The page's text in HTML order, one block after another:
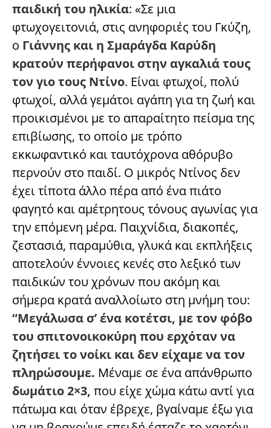
παιδική του ηλικία: «Σε μια
φτωχογειτονιά, στις ανηφοριές του Γκύζη,
ο Γιάννης και η Σμαράγδα Καρύδη
κρατούν περήφανοι στην αγκαλιά τους
τον γιο τους Ντίνο. Είναι φτωχοί, πολύ
φτωχοί, αλλά γεμάτοι αγάπη για τη ζωή και
προικισμένοι με το απαραίτητο πείσμα της
επιβίωσης, το οποίο με τρόπο
εκκωφαντικό και ταυτόχρονα αθόρυβο
περνούν στο παιδί. Ο μικρός Ντίνος δεν
έχει τίποτα άλλο πέρα από ένα πιάτο
φαγητό και αμέτρητους τόνους αγωνίας για
την επόμενη μέρα. Παιχνίδια, διακοπές,
ζεστασιά, παραμύθια, γλυκά και εκπλήξεις
αποτελούν έννοιες κενές στο λεξικό των
παιδικών του χρόνων που ακόμη και
σήμερα κρατά αναλλοίωτο στη μνήμη του:
“Μεγάλωσα σ’ ένα κοτέτσι, με τον φόβο
του σπιτονοικοκύρη που ερχόταν να
ζητήσει το νοίκι και δεν είχαμε να τον
πληρώσουμε. Μέναμε σε ένα απάνθρωπο
δωμάτιο 2×3, που είχε χώμα κάτω αντί για
πάτωμα και όταν έβρεχε, βγαίναμε έξω για